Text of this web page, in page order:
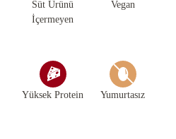
Süt Ürünü
İçermeyen
Vegan
Yüksek Protein Yumurtasız